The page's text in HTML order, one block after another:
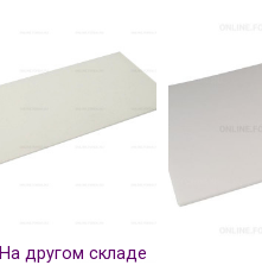
На другом складе